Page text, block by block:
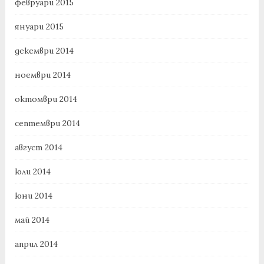
февруари 2015
януари 2015
декември 2014
ноември 2014
октомври 2014
септември 2014
август 2014
юли 2014
юни 2014
май 2014
април 2014